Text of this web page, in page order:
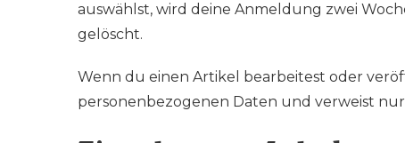
auswählst, wird deine Anmeldung zwei
gelöscht.
Wenn du einen Artikel bearbeitest oder
personenbezogenen Daten und verweist